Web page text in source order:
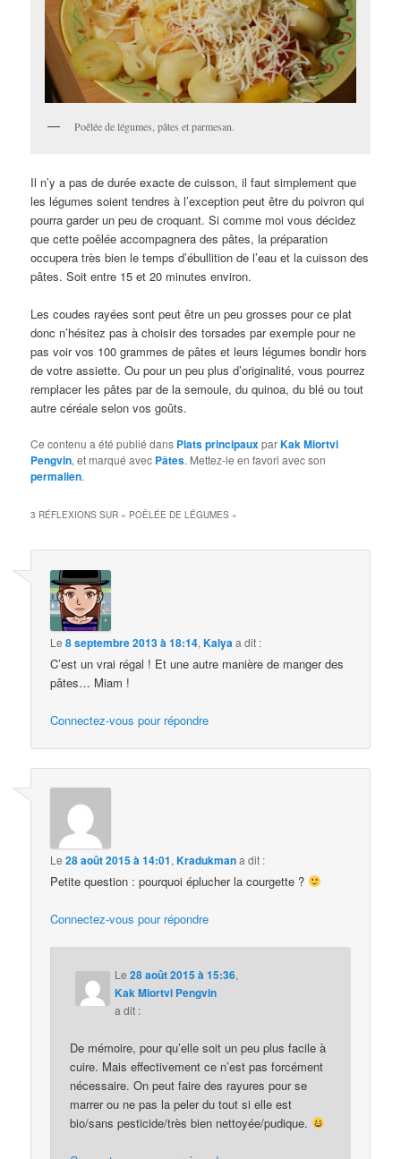
Poêlée de légumes, pâtes et parmesan.
Il n’y a pas de durée exacte de cuisson, il faut simplement que
les légumes soient tendres à l’exception peut être du poivron qui
pourra garder un peu de croquant. Si comme moi vous décidez
que cette poêlée accompagnera des pâtes, la préparation
occupera très bien le temps d’ébullition de l’eau et la cuisson des
pâtes. Soit entre 15 et 20 minutes environ.
Les coudes rayées sont peut être un peu grosses pour ce plat
donc n’hésitez pas à choisir des torsades par exemple pour ne
pas voir vos 100 grammes de pâtes et leurs légumes bondir hors
de votre assiette. Ou pour un peu plus d’originalité, vous pourrez
remplacer les pâtes par de la semoule, du quinoa, du blé ou tout
autre céréale selon vos goûts.
Ce contenu a été publié dans Plats principauxparKak Miortvi
Pengvin, et marqué avec Pâtes. Mettez-le en favori avec son
permalien.
3 RÉFLEXIONS SUR « POÊLÉE DE LÉGUMES »
Le8 septembre 2013 à 18:14,Kalya a dit :
C’est un vrai régal ! Et une autre manière de manger des
pâtes… Miam !
Connectez-vous pour répondre
Le28 août 2015 à 14:01,Kradukmana dit :
Petite question : pourquoi éplucher la courgette ?
Connectez-vous pour répondre
Le28 août 2015 à 15:36,
Kak Miortvi Pengvin
a dit :
De mémoire, pour qu’elle soit un peu plus facile à
cuire. Mais effectivement ce n’est pas forcément
nécessaire. On peut faire des rayures pour se
marrer ou ne pas la peler du tout si elle est
bio/sans pesticide/très bien nettoyée/pudique.